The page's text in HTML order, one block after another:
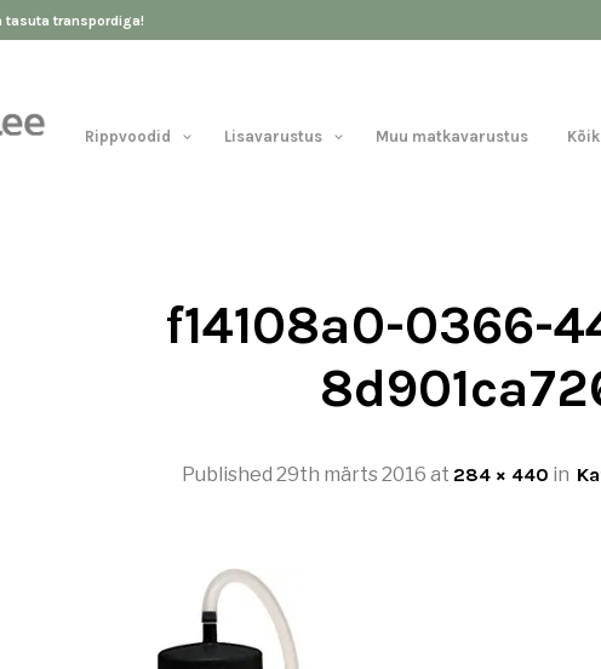
tasuta transpordiga!
Rippvoodid Lisavarustus Muu matkavarustus
f14108a0-0366-
Published 29th märts 2016 at 284 × 440 in